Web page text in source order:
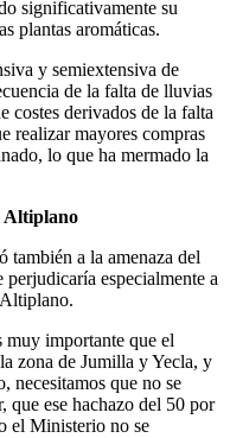
significativamente su
plantas aromáticas.
y semiextensiva de
de la falta de lluvias
costes derivados de la falta
realizar mayores compras
lo que ha mermado la
Altiplano
también a la amenaza del
especialmente a
muy importante que el
zona de Jumilla y Yecla, y
necesitamos que no se
que ese hachazo del 50 por
el Ministerio no se